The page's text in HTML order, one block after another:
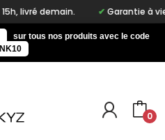
livré demain. Garantie à vie
sur tous nos produits avec le code
INK10
0